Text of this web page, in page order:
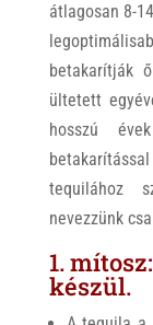
átlagosan 8-
betakarítják
ültetett
hosszú
tequilához
nevezzünk
1.
készül.